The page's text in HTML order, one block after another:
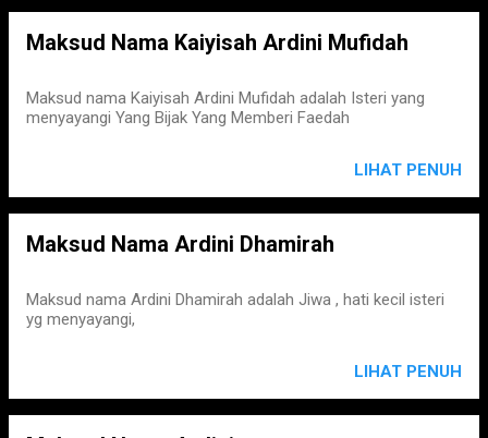
Maksud Nama Kaiyisah Ardini Mufidah
Maksud nama Kaiyisah Ardini Mufidah adalah Isteri yang
menyayangi Yang Bijak Yang Memberi Faedah
LIHAT PENUH
Maksud Nama Ardini Dhamirah
Maksud nama Ardini Dhamirah adalah Jiwa , hati kecil isteri
yg menyayangi,
LIHAT PENUH